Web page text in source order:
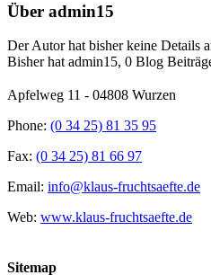
Über admin15
Der Autor hat bisher keine Details
Bisher hat admin15, 0 Blog
Apfelweg 11 - 04808 Wurzen
Phone: (0 34 25) 81 35 95
Fax: (0 34 25) 81 66 97
Email: info@klaus-fruchtsaefte.de
Web: www.klaus-fruchtsaefte.de
Sitemap